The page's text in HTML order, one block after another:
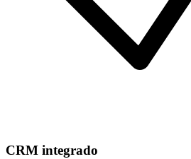
CRM integrado